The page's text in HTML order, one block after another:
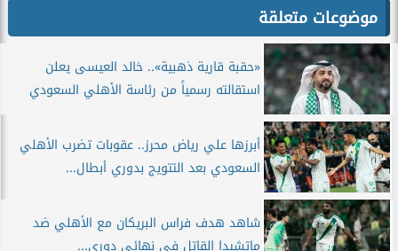
موضوعات متعلقة
«حقبة قارية ذهبية».. خالد العيسى يعلن
استقالته رسمياً من رئاسة الأهلي السعودي
أبرزها علي رياض محرز.. عقوبات تضرب الأهلي
السعودي بعد التتويج بدوري أبطال...
شاهد هدف فراس البريكان مع الأهلي ضد